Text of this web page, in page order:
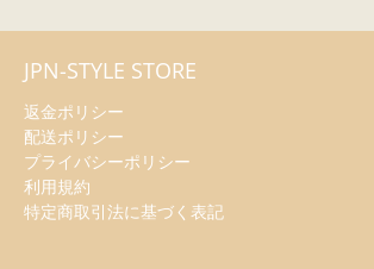
JPN-STYLE STORE
返金ポリシー
配送ポリシー
プライバシーポリシー
利用規約
特定商取引法に基づく表記